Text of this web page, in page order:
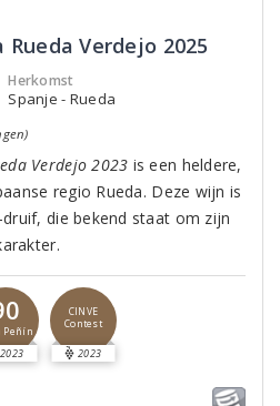
Verdejo 2025
Herkomst
Spanje - Rueda
Verdejo 2023 is een heldere,
regio Rueda. Deze wijn is
die bekend staat om zijn
Peñín
2023
CINVE
Contest
2023